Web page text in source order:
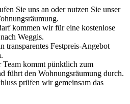
Sie uns an oder nutzen Sie unser
kommen wir für eine kostenlose
Weggis.
transparentes Festpreis-Angebot
Team kommt pünktlich zum
führt den Wohnungsräumung durch.
prüfen wir gemeinsam das